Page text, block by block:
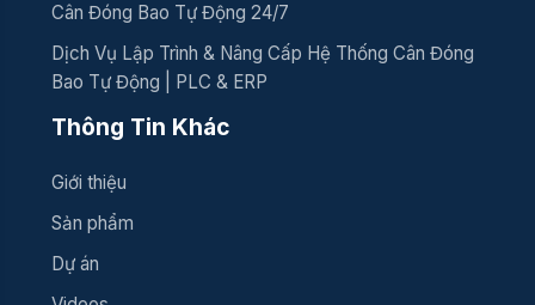
Cân Đóng Bao Tự Động 24/7
Dịch Vụ Lập Trình & Nâng Cấp Hệ Thống Cân Đóng
Bao Tự Động | PLC & ERP
Thông Tin Khác
Giới thiệu
Sản phẩm
Dự án